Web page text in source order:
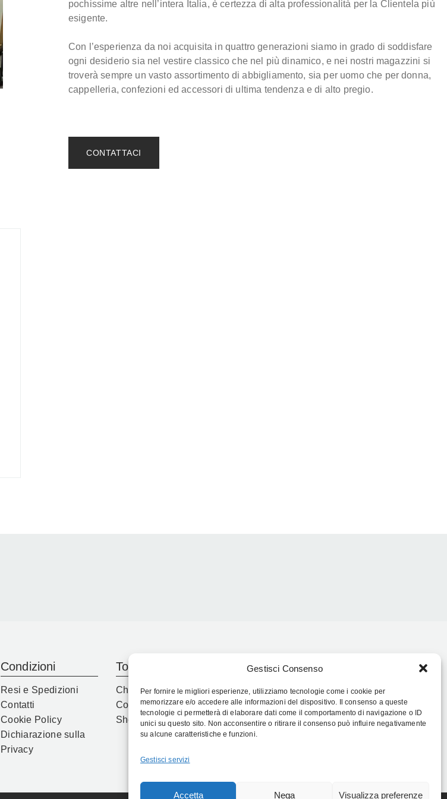
Gestisci Consenso
Per fornire le migliori esperienze, utilizziamo tecnologie come i cookie per
memorizzare e/o accedere alle informazioni del dispositivo. Il consenso a queste
tecnologie ci permetterà di elaborare dati come il comportamento di navigazione o ID
unici su questo sito. Non acconsentire o ritirare il consenso può influire negativamente
su alcune caratteristiche e funzioni.
Gestisci servizi
Accetta Nega Visualizza preferenze
pochissime altre nell’intera Italia, è certezza di alta professionalità per la Clientela più
esigente.
Con l’esperienza da noi acquisita in quattro generazioni siamo in grado di soddisfare
ogni desiderio sia nel vestire classico che nel più dinamico, e nei nostri magazzini si
troverà sempre un vasto assortimento di abbigliamento, sia per uomo che per donna,
cappelleria, confezioni ed accessori di ultima tendenza e di alto pregio.
CONTATTACI
Condizioni
Resi e Spedizioni
Contatti
Cookie Policy
Dichiarazione sulla
Privacy
Top
Chi Siamo
Contatti
Shop
Follow Us: